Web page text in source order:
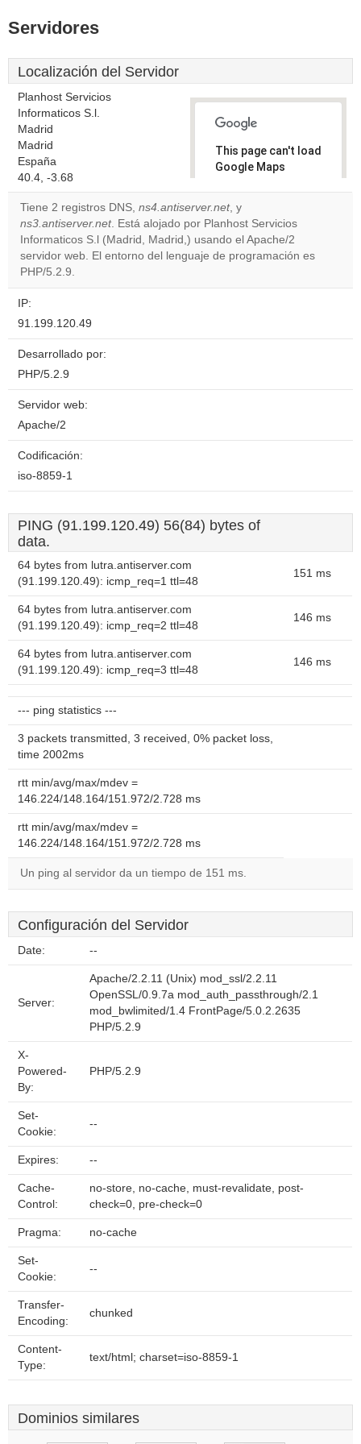
Servidores
Localización del Servidor
Planhost Servicios
Informaticos S.l.
Madrid
Madrid
España
40.4, -3.68
This page can't load
Google Maps
Do you
website?
Tiene 2 registros DNS, ns4.antiserver.net, y
ns3.antiserver.net. Está alojado por Planhost Servicios
Informaticos S.l (Madrid, Madrid,) usando el Apache/2
servidor web. El entorno del lenguaje de programación es
PHP/5.2.9.
IP:
91.199.120.49
Desarrollado por:
PHP/5.2.9
Servidor web:
Apache/2
Codificación:
iso-8859-1
PING (91.199.120.49) 56(84) bytes of
data.
64 bytes from lutra.antiserver.com
(91.199.120.49): icmp_req=1 ttl=48
151 ms
64 bytes from lutra.antiserver.com
(91.199.120.49): icmp_req=2 ttl=48
146 ms
64 bytes from lutra.antiserver.com
(91.199.120.49): icmp_req=3 ttl=48
146 ms
--- ping statistics ---
3 packets transmitted, 3 received, 0% packet loss,
time 2002ms
rtt min/avg/max/mdev =
146.224/148.164/151.972/2.728 ms
rtt min/avg/max/mdev =
146.224/148.164/151.972/2.728 ms
Un ping al servidor da un tiempo de 151 ms.
Configuración del Servidor
Date: --
Server:
Apache/2.2.11 (Unix) mod_ssl/2.2.11
OpenSSL/0.9.7a mod_auth_passthrough/2.1
mod_bwlimited/1.4 FrontPage/5.0.2.2635
PHP/5.2.9
X-
Powered-
By:
PHP/5.2.9
Set-
Cookie:
--
Expires: --
Cache-
Control:
no-store, no-cache, must-revalidate, post-
check=0, pre-check=0
Pragma: no-cache
Set-
Cookie:
--
Transfer-
Encoding:
chunked
Content-
Type:
text/html; charset=iso-8859-1
Dominios similares